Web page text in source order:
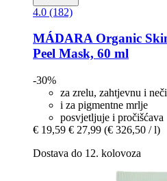
4.0 (182)
MÁDARA Organic
Peel Mask, 60 ml
-30%
za zrelu, zahtjevnu i
i za pigmentne mrlje
posvjetljuje i pročišćava
€ 19,59 € 27,99 (€ 326,50 / l)
Dostava do 12. kolovoza